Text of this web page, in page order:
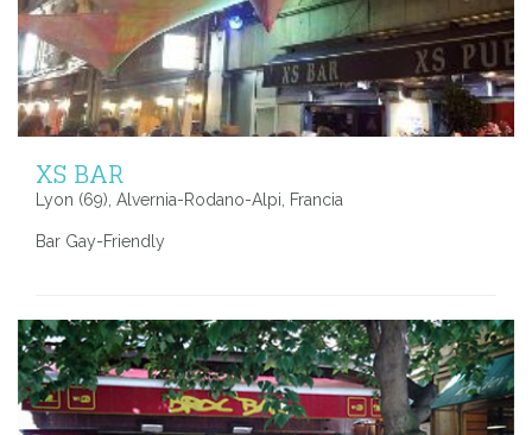
XS BAR
Lyon (69), Alvernia-Rodano-Alpi, Francia
Bar Gay-Friendly